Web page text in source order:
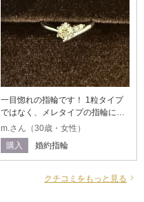
一目惚れの指輪です！ 1粒タイプ
ではなく、メレタイプの指輪に憧
れがありました。 ミラは片方に2
粒ダイヤがあり流れ星の様なデザ
インとアシンメトリーで他と被ら
ないデザインに惹かれました。 2
粒のメレダイヤがセンターダイヤ
m.さん（30歳・女性）
購入
婚約指輪
クチコミをもっと見る